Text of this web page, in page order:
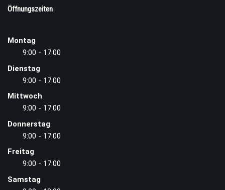
Öffnungszeiten
Montag
9:00 - 17:00
Dienstag
9:00 - 17:00
Mittwoch
9:00 - 17:00
Donnerstag
9:00 - 17:00
Freitag
9:00 - 17:00
Samstag